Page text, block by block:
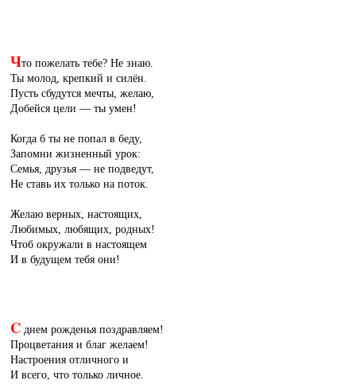
Что пожелать тебе? Не знаю.
Ты молод, крепкий и силён.
Пусть сбудутся мечты, желаю,
Добейся цели — ты умен!
Когда б ты не попал в беду,
Запомни жизненный урок:
Семья, друзья — не подведут,
Не ставь их только на поток.
Желаю верных, настоящих,
Любимых, любящих, родных!
Чтоб окружали в настоящем
И в будущем тебя они!
Cднем рожденья поздравляем!
Процветания и благ желаем!
Настроения отличного и
И всего, что только личное.